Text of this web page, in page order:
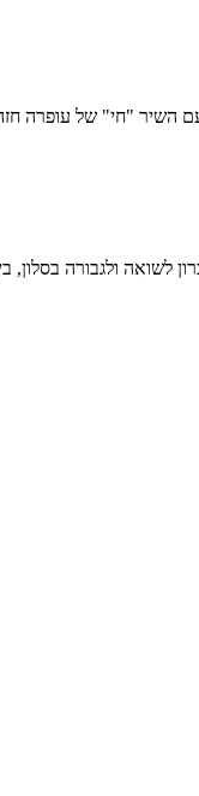
השיר "חי" של עופרה
לשואה ולגבורה